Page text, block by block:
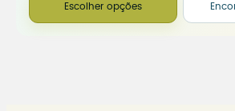
Escolher opções